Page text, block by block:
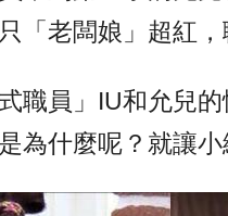
「老闆娘」超紅
職員」IU和允兒
為什麼呢？ 就讓小